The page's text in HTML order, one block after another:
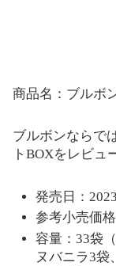
商品名：ブルボ
ブルボンならで
トBOXをレビュ
発売日：
参考小売価
容量：33袋
ヌバニラ3袋